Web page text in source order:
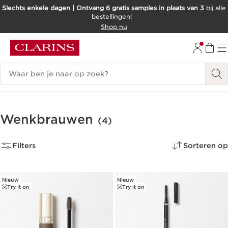
DOORGAAN NAAR INHOUD
Slechts enkele dagen | Ontvang 6 gratis samples in plaats van 3 bij alle
bestellingen!
Shop nu
Zoekgeschiedenis
Wenkbrauwen (4)
Filters Sorteren op
Nieuw
Try it on
Nieuw
Try it on